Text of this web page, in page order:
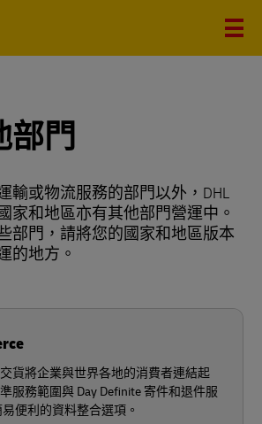
部門
輸或物流服務的部門以外，DHL
家和地區亦有其他部門營運中。
部門，請將您的國家和地區版本
的地方。
貨將企業與世界各地的消費者連結起
服務範圍與 Day Definite 寄件和退件服
便利的資料整合選項。